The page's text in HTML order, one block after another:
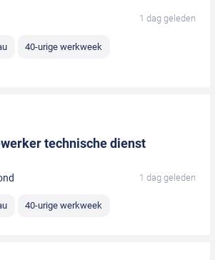
1 dag geleden
40-urige werkweek
technische dienst
1 dag geleden
40-urige werkweek